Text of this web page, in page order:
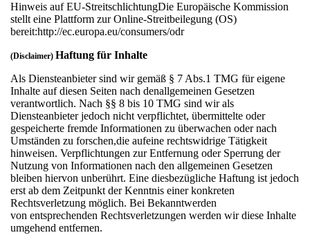
Hinweis auf EU-StreitschlichtungDie Europäische Kommission
stellt eine Plattform zur Online-Streitbeilegung (OS)
bereit:http://ec.europa.eu/consumers/odr
(Disclaimer) Haftung für Inhalte
Als Diensteanbieter sind wir gemäß § 7 Abs.1 TMG für eigene
Inhalte auf diesen Seiten nach denallgemeinen Gesetzen
verantwortlich. Nach §§ 8 bis 10 TMG sind wir als
Diensteanbieter jedoch nicht verpflichtet, übermittelte oder
gespeicherte fremde Informationen zu überwachen oder nach
Umständen zu forschen,die aufeine rechtswidrige Tätigkeit
hinweisen. Verpflichtungen zur Entfernung oder Sperrung der
Nutzung von Informationen nach den allgemeinen Gesetzen
bleiben hiervon unberührt. Eine diesbezügliche Haftung ist jedoch
erst ab dem Zeitpunkt der Kenntnis einer konkreten
Rechtsverletzung möglich. Bei Bekanntwerden
von entsprechenden Rechtsverletzungen werden wir diese Inhalte
umgehend entfernen.